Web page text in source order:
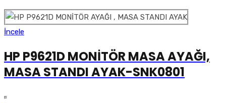
İncele
HP P9621D MONİTÖR MASA AYAĞI,
MASA STANDI AYAK-SNK0801